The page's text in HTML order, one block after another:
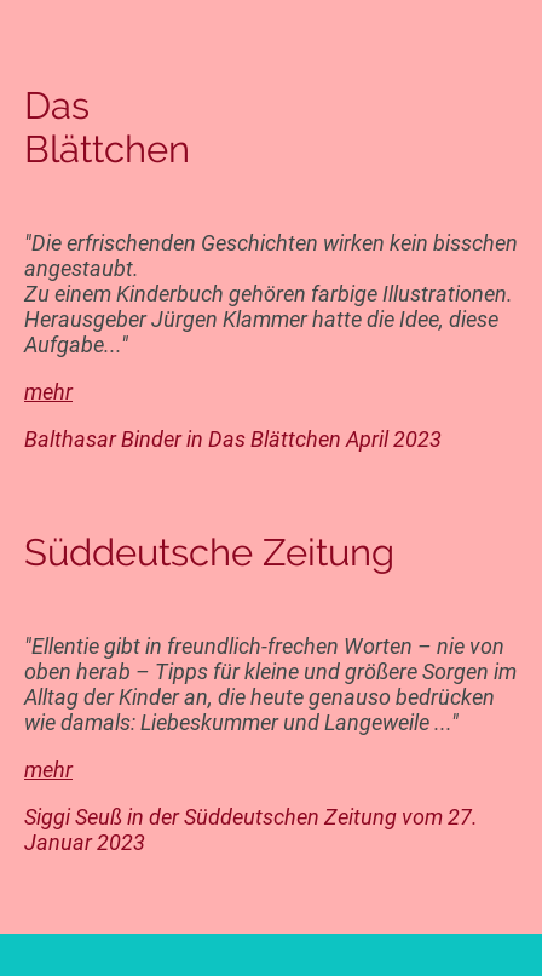
Das
Blättchen
"Die erfrischenden Geschichten wirken kein bisschen
angestaubt.
Zu einem Kinderbuch gehören farbige Illustrationen.
Herausgeber Jürgen Klammer hatte die Idee, diese
Aufgabe..."
mehr
Balthasar Binder in Das Blättchen April 2023
Süddeutsche Zeitung
"Ellentie gibt in freundlich-frechen Worten – nie von
oben herab – Tipps für kleine und größere Sorgen im
Alltag der Kinder an, die heute genauso bedrücken
wie damals: Liebeskummer und Langeweile ..."
mehr
Siggi Seuß in der Süddeutschen Zeitung vom 27.
Januar 2023